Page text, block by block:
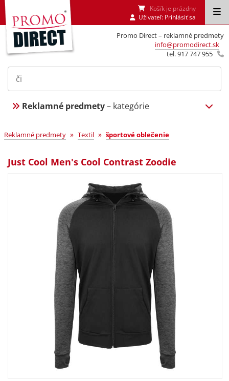
Promo Direct – reklamné predmety
info@promodirect.sk
tel. 917 747 955
Košík je prázdny
Uživateľ: Prihlásiť sa
Reklamné predmety– kategórie
Reklamné predmety » Textil » športové oblečenie
Just Cool Men's Cool Contrast Zoodie